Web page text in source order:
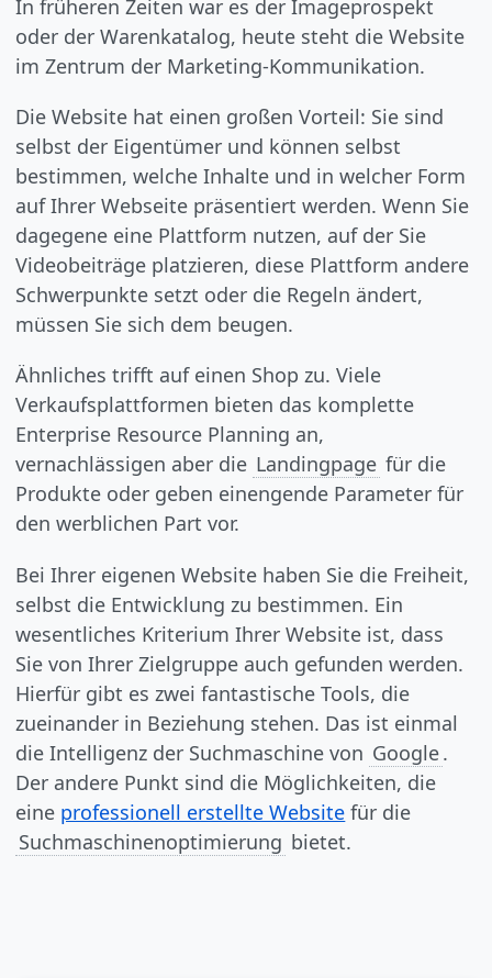
In früheren Zeiten war es der Imageprospekt
oder der Warenkatalog, heute steht die Website
im Zentrum der Marketing-Kommunikation.
Die Website hat einen großen Vorteil: Sie sind
selbst der Eigentümer und können selbst
bestimmen, welche Inhalte und in welcher Form
auf Ihrer Webseite präsentiert werden. Wenn Sie
dagegene eine Plattform nutzen, auf der Sie
Videobeiträge platzieren, diese Plattform andere
Schwerpunkte setzt oder die Regeln ändert,
müssen Sie sich dem beugen.
Ähnliches trifft auf einen Shop zu. Viele
Verkaufsplattformen bieten das komplette
Enterprise Resource Planning an,
vernachlässigen aber die Landingpage für die
Produkte oder geben einengende Parameter für
den werblichen Part vor.
Bei Ihrer eigenen Website haben Sie die Freiheit,
selbst die Entwicklung zu bestimmen. Ein
wesentliches Kriterium Ihrer Website ist, dass
Sie von Ihrer Zielgruppe auch gefunden werden.
Hierfür gibt es zwei fantastische Tools, die
zueinander in Beziehung stehen. Das ist einmal
die Intelligenz der Suchmaschine von Google.
Der andere Punkt sind die Möglichkeiten, die
eine professionell erstellte Website für die
Suchmaschinenoptimierung bietet.